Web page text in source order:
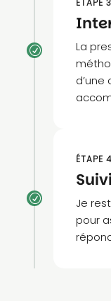
R
ÉTAPE 3
La
d’une
R
ÉTAPE 4
Suivi
Je
pour